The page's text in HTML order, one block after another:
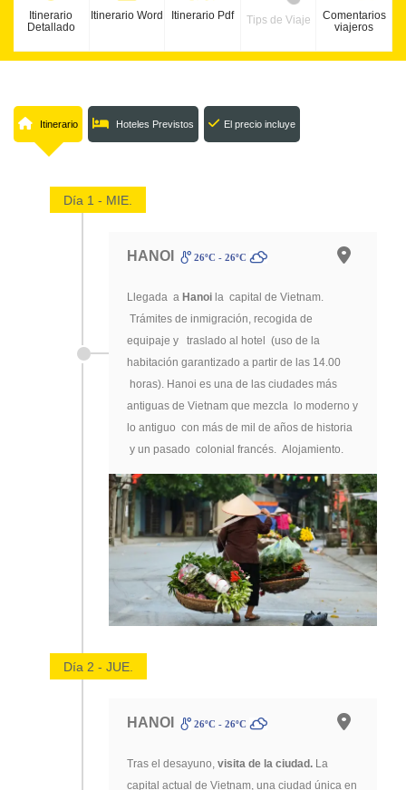
Itinerario
Detallado
Itinerario Word Itinerario Pdf Tips de Viaje
Comentarios
viajeros
Itinerario Hoteles Previstos El precio incluye
Día 1 - MIE.
HANOI 26ºC - 26ºC
Llegada a Hanoi la capital de Vietnam.
Trámites de inmigración, recogida de
equipaje y traslado al hotel (uso de la
habitación garantizado a partir de las 14.00
horas). Hanoi es una de las ciudades más
antiguas de Vietnam que mezcla lo moderno y
lo antiguo con más de mil de años de historia
y un pasado colonial francés. Alojamiento.
Día 2 - JUE.
HANOI 26ºC - 26ºC
Tras el desayuno, visita de la ciudad. La
capital actual de Vietnam, una ciudad única en